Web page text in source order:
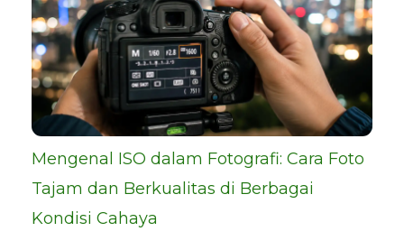
Mengenal ISO dalam Fotografi: Cara Foto
Tajam dan Berkualitas di Berbagai
Kondisi Cahaya